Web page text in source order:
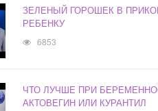
ЗЕЛЕНЫЙ ГОРОШЕК В
РЕБЕНКУ
6853
ЧТО ЛУЧШЕ ПРИ
АКТОВЕГИН ИЛИ КУРАНТИЛ